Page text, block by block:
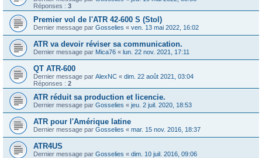
Réponses : 3
Premier vol de l'ATR 42-600 S (Stol)
Dernier message par Gosselies « ven. 13 mai 2022, 16:02
ATR va devoir réviser sa communication.
Dernier message par Mica76 « lun. 22 nov. 2021, 17:11
QT ATR-600
Dernier message par AlexNC « dim. 22 août 2021, 03:04
Réponses : 2
ATR réduit sa production et licencie.
Dernier message par Gosselies « jeu. 2 juil. 2020, 18:53
ATR pour l'Amérique latine
Dernier message par Gosselies « mar. 15 nov. 2016, 18:37
ATR4US
Dernier message par Gosselies « dim. 10 juil. 2016, 09:06